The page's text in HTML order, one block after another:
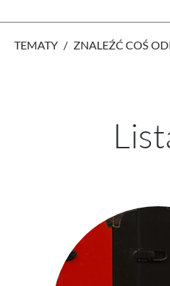
TEMATY / ZNALEŹĆ COŚ